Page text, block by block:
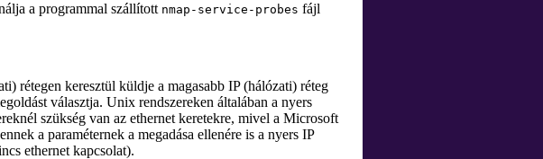
a programmal szállított nmap-service-probes fájl
rétegen keresztül küldje a magasabb IP (hálózati) réteg
választja. Unix rendszereken általában a nyers
szükség van az ethernet keretekre, mivel a Microsoft
a paraméternek a megadása ellenére is a nyers IP
ethernet kapcsolat).